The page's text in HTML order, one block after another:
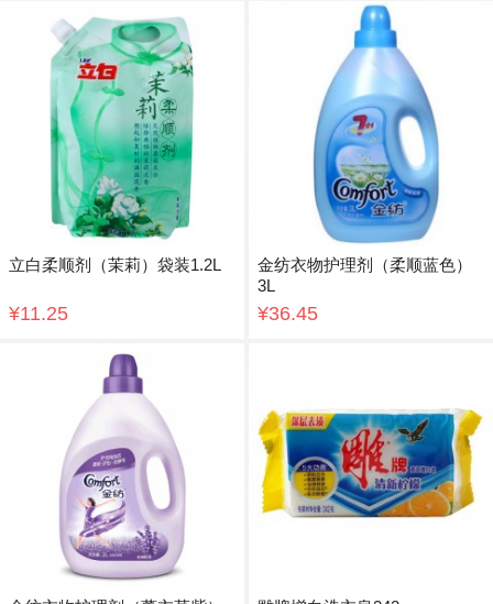
立白柔顺剂（茉莉）袋装1.2L
¥11.25
金纺衣物护理剂（柔顺蓝色）
3L
¥36.45